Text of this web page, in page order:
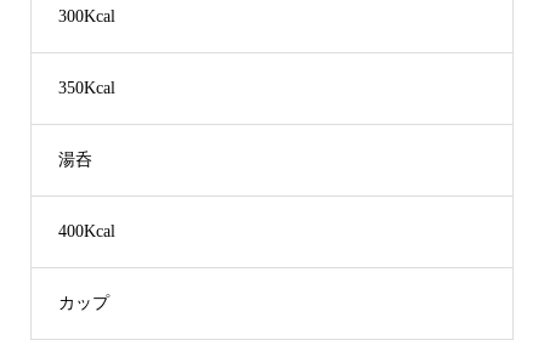
300Kcal
350Kcal
湯呑
400Kcal
カップ